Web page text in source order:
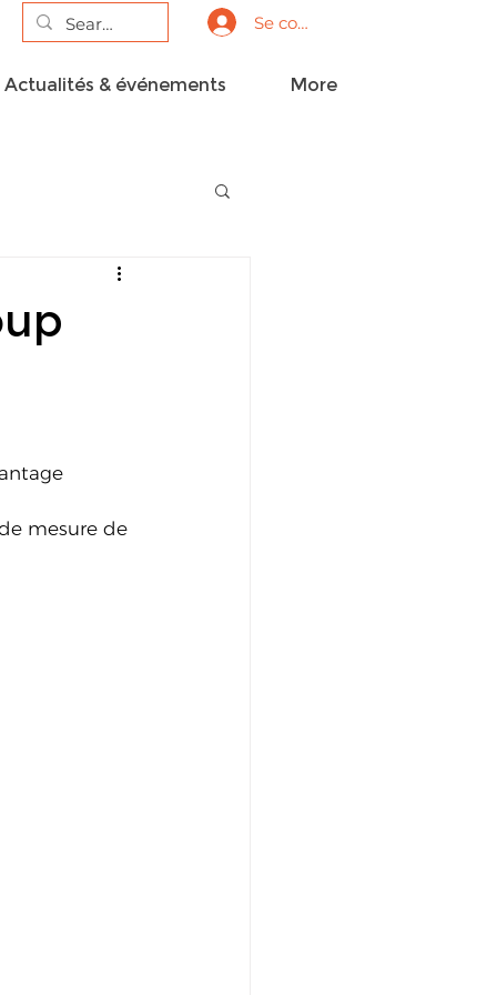
Actualités & événements More
Se connecter
mesure de